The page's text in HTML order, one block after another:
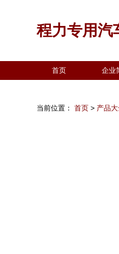
程力专用汽
首页 企业
当前位置： 首页 > 产品